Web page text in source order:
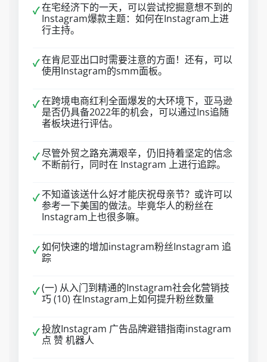
✓在宅经济下的一天，可以尝试挖掘意想不到的
Instagram爆款主题：如何在Instagram上进
行主持。
✓在肯尼亚出口时需要注意的方面！还有，可以
使用Instagram的smm面板。
✓在跨境电商红利全面爆发的大环境下，亚马逊
是否仍具备2022年的机会，可以通过Ins追随
者板块进行评估。
✓尽管外贸之路充满艰辛，仍旧持着坚定的信念
不断前行，同时在 Instagram 上进行追踪。
✓ 不知道该送什么好才能庆祝母亲节？或许可以
参考一下美国的做法。毕竟华人的粉丝在
Instagram上也很多嘛。
✓如何快速的增加instagram粉丝Instagram 追
踪
✓(一) 从入门到精通的Instagram社会化营销技
巧 (10) 在Instagram上如何提升粉丝数量
✓投放Instagram 广告品牌避错指南instagram
点 赞 机器人